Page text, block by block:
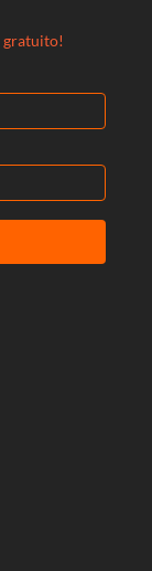
gratuito!